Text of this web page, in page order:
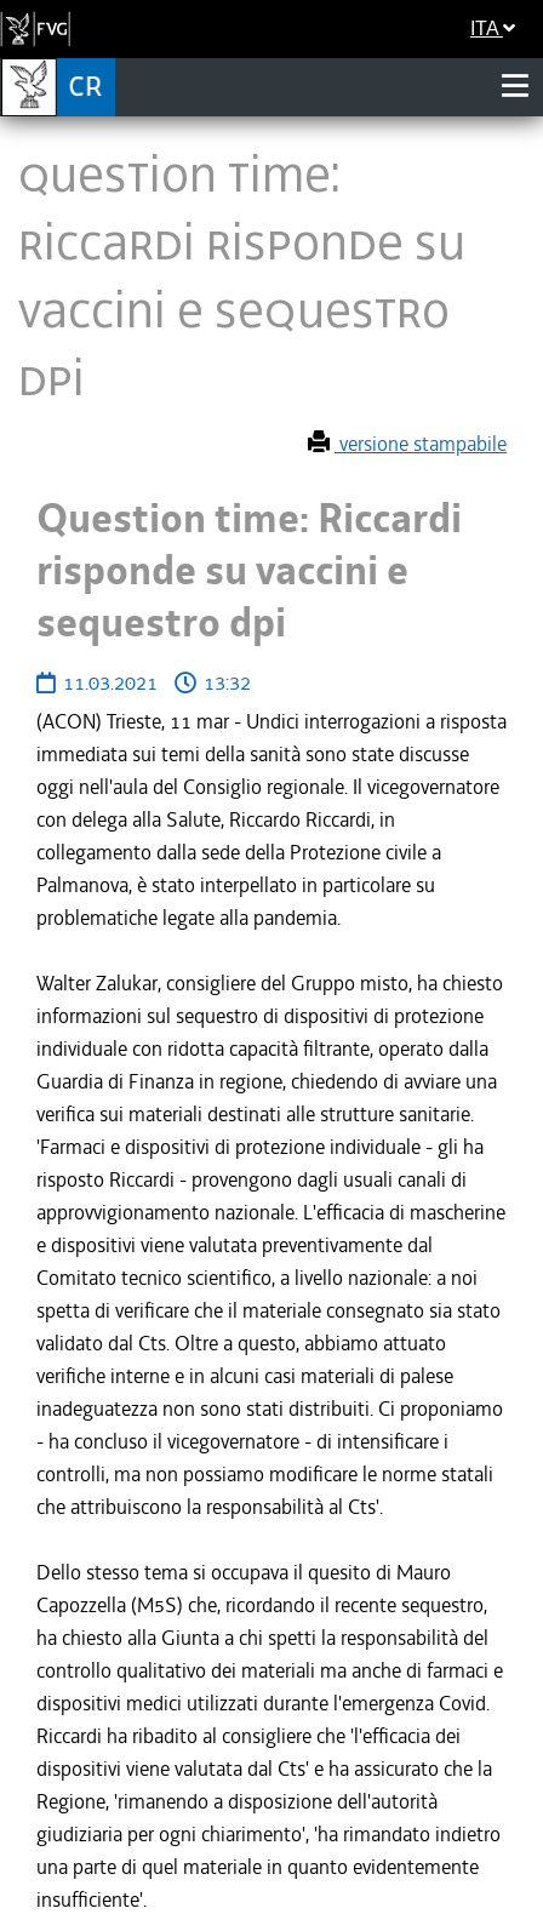
ITA
Question time:
Riccardi risponde su
vaccini e sequestro
dpi
versione stampabile
Question time: Riccardi
risponde su vaccini e
sequestro dpi
11.03.2021
13:32
(ACON) Trieste, 11 mar - Undici interrogazioni a risposta
immediata sui temi della sanità sono state discusse
oggi nell'aula del Consiglio regionale. Il vicegovernatore
con delega alla Salute, Riccardo Riccardi, in
collegamento dalla sede della Protezione civile a
Palmanova, è stato interpellato in particolare su
problematiche legate alla pandemia.
Walter Zalukar, consigliere del Gruppo misto, ha chiesto
informazioni sul sequestro di dispositivi di protezione
individuale con ridotta capacità filtrante, operato dalla
Guardia di Finanza in regione, chiedendo di avviare una
verifica sui materiali destinati alle strutture sanitarie.
'Farmaci e dispositivi di protezione individuale - gli ha
risposto Riccardi - provengono dagli usuali canali di
approvvigionamento nazionale. L'efficacia di mascherine
e dispositivi viene valutata preventivamente dal
Comitato tecnico scientifico, a livello nazionale: a noi
spetta di verificare che il materiale consegnato sia stato
validato dal Cts. Oltre a questo, abbiamo attuato
verifiche interne e in alcuni casi materiali di palese
inadeguatezza non sono stati distribuiti. Ci proponiamo
- ha concluso il vicegovernatore - di intensificare i
controlli, ma non possiamo modificare le norme statali
che attribuiscono la responsabilità al Cts'.
Dello stesso tema si occupava il quesito di Mauro
Capozzella (M5S) che, ricordando il recente sequestro,
ha chiesto alla Giunta a chi spetti la responsabilità del
controllo qualitativo dei materiali ma anche di farmaci e
dispositivi medici utilizzati durante l'emergenza Covid.
Riccardi ha ribadito al consigliere che 'l'efficacia dei
dispositivi viene valutata dal Cts' e ha assicurato che la
Regione, 'rimanendo a disposizione dell'autorità
giudiziaria per ogni chiarimento', 'ha rimandato indietro
una parte di quel materiale in quanto evidentemente
insufficiente'.